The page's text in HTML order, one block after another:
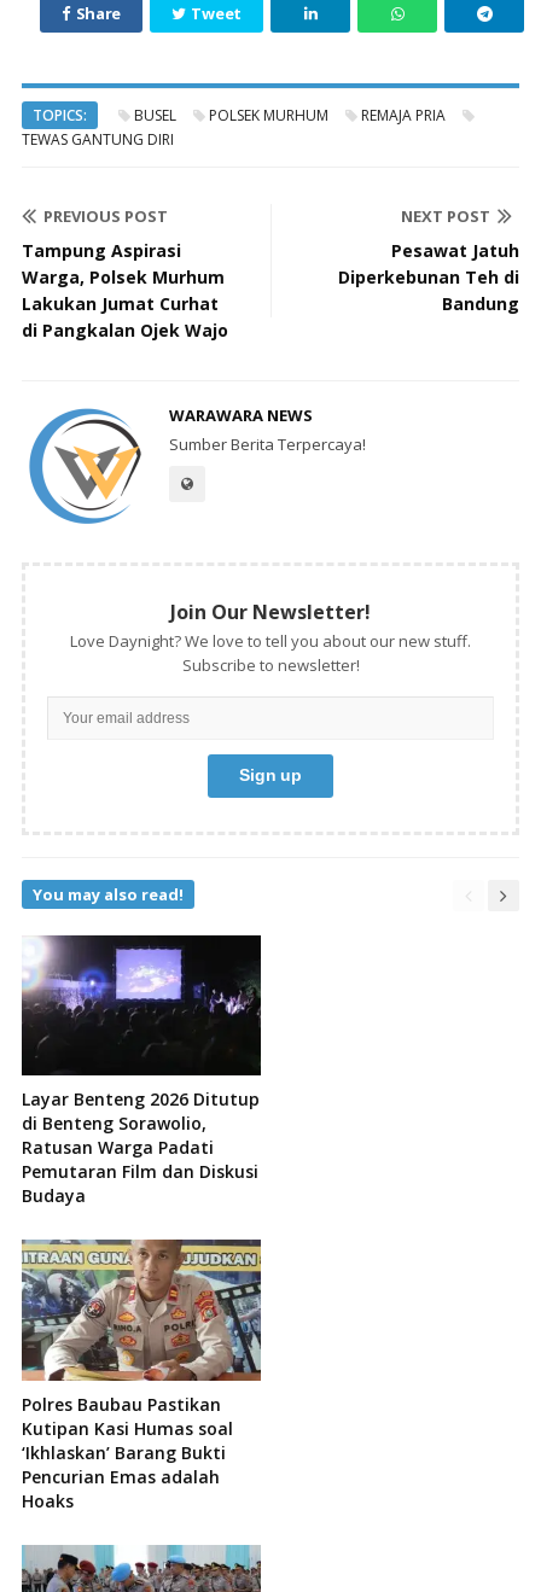
Share
Tweet
TOPICS: BUSEL POLSEK MURHUM
REMAJA PRIA
TEWAS GANTUNG DIRI
PREVIOUS POST
Tampung Aspirasi
Warga, Polsek Murhum
Lakukan Jumat Curhat
di Pangkalan Ojek Wajo
NEXT POST
Pesawat Jatuh
Diperkebunan Teh di
Bandung
WARAWARA NEWS
Sumber Berita Terpercaya!
Join Our Newsletter!
Love Daynight? We love to tell you about our new stuff.
Subscribe to newsletter!
You may also read!
Layar Benteng 2026 Ditutup
di Benteng Sorawolio,
Ratusan Warga Padati
Pemutaran Film dan Diskusi
Budaya
Polres Baubau Pastikan
Kutipan Kasi Humas soal
‘Ikhlaskan’ Barang Bukti
Pencurian Emas adalah
Hoaks